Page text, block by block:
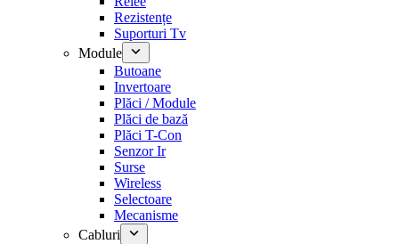
Rezistențe
Suporturi Tv
Module
Butoane
Invertoare
Plăci / Module
Plăci de bază
Plăci T-Con
Senzor Ir
Surse
Wireless
Selectoare
Mecanisme
Cabluri